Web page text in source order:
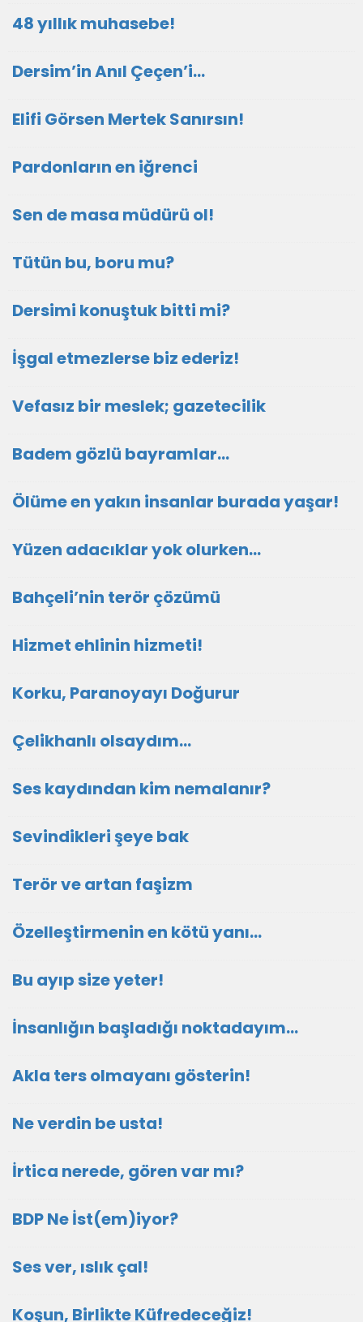
48 yıllık muhasebe!
Dersim’in Anıl Çeçen’i…
Elifi Görsen Mertek Sanırsın!
Pardonların en iğrenci
Sen de masa müdürü ol!
Tütün bu, boru mu?
Dersimi konuştuk bitti mi?
İşgal etmezlerse biz ederiz!
Vefasız bir meslek; gazetecilik
Badem gözlü bayramlar…
Ölüme en yakın insanlar burada yaşar!
Yüzen adacıklar yok olurken…
Bahçeli’nin terör çözümü
Hizmet ehlinin hizmeti!
Korku, Paranoyayı Doğurur
Çelikhanlı olsaydım…
Ses kaydından kim nemalanır?
Sevindikleri şeye bak
Terör ve artan faşizm
Özelleştirmenin en kötü yanı…
Bu ayıp size yeter!
İnsanlığın başladığı noktadayım…
Akla ters olmayanı gösterin!
Ne verdin be usta!
İrtica nerede, gören var mı?
BDP Ne İst(em)iyor?
Ses ver, ıslık çal!
Koşun, Birlikte Küfredeceğiz!